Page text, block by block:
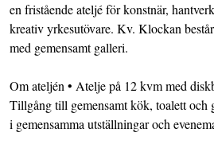
en fristående ateljé för konstnär,
kreativ yrkesutövare. Kv. Klockan
med gemensamt galleri.
Om ateljén • Atelje på 12 kvm med
Tillgång till gemensamt kök, toalett och
i gemensamma utställningar och